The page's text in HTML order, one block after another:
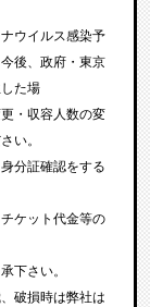
ウイルス感染予
後、政府・東京
た場
・収容人数の変
い。
分証確認をする
ケット代金等の
下さい。
破損時は弊社は